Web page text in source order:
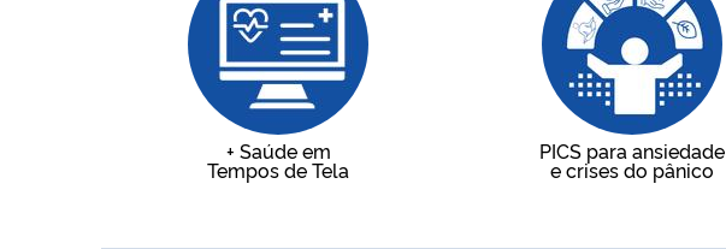
+ Saúde em
Tempos de Tela
PICS para ansiedade
e crises do pânico